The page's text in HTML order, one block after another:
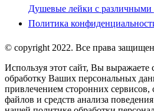
Душевые лейки с
Политика
© copyright 2022. Все права
Используя этот сайт, Вы выражаете
обработку Ваших персональных
привлечением сторонних
файлов и средств анализа